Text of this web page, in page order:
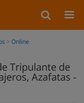
Online
Tripulante de
Azafatas -